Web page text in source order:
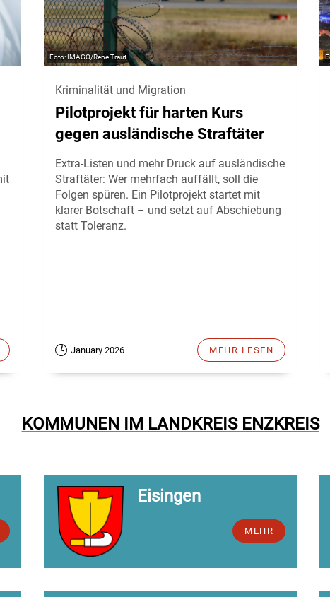
IMAGO/Rene Traut
Kriminalität und Migration
Pilotprojekt für harten Kurs
gegen ausländische Straftäter
Extra-Listen und mehr Druck auf ausländische
Straftäter: Wer mehrfach auffällt, soll die
Folgen spüren. Ein Pilotprojekt startet mit
klarer Botschaft – und setzt auf Abschiebung
statt Toleranz.
January 2026 MEHR LESEN
KOMMUNEN IM LANDKREIS ENZKREIS
Eisingen
MEHR